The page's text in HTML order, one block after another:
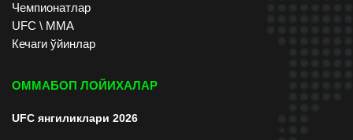
Чемпионатлар
UFC \ ММА
Кечаги ўйинлар
ОММАБОП ЛОЙИХАЛАР
UFC янгиликлари 2026